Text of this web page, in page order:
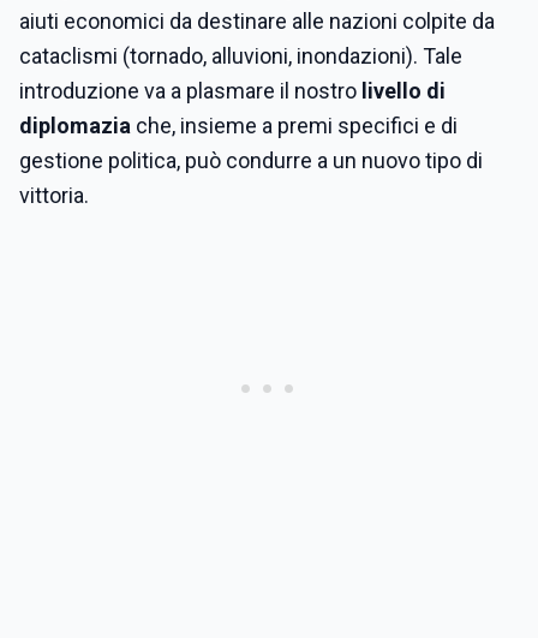
aiuti economici da destinare alle nazioni colpite da
cataclismi (tornado, alluvioni, inondazioni). Tale
introduzione va a plasmare il nostro livello di
diplomazia che, insieme a premi specifici e di
gestione politica, può condurre a un nuovo tipo di
vittoria.